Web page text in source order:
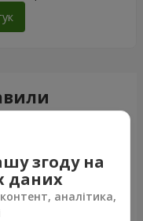
згоду на
даних
аналітика,